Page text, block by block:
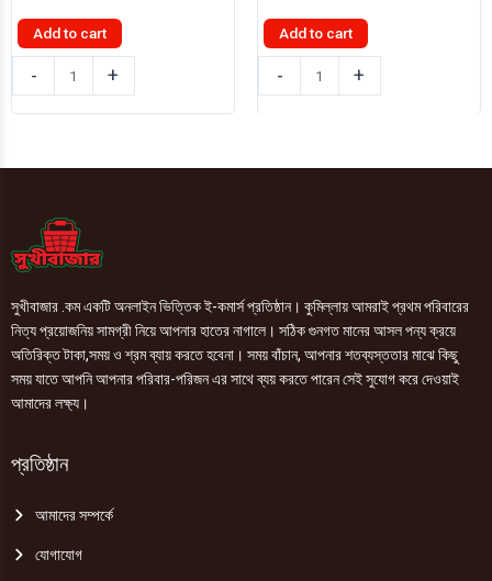
Add to cart
-
কাসুন্দি
২৮৫
+
Add to cart
-
কাসুন্দি
285ml
+
সুখীবাজার .কম একটি অনলাইন ভিত্তিক ই-কমার্স প্রতিষ্ঠান। কুমিল্লায় আমরাই প্রথম পরিবারের
নিত্য প্রয়োজনিয় সামগ্রী নিয়ে আপনার হাতের নাগালে। সঠিক গুনগত মানের আসল পন্য ক্রয়ে
অতিরিক্ত টাকা,সময় ও শ্রম ব্যায় করতে হবেনা। সময় বাঁচান, আপনার শতব্যস্ততার মাঝে কিছু
সময় যাতে আপনি আপনার পরিবার-পরিজন এর সাথে ব্যয় করতে পারেন সেই সুযোগ করে দেওয়াই
আমাদের লক্ষ্য।
প্রতিষ্ঠান
আমাদের সম্পর্কে
যোগাযোগ